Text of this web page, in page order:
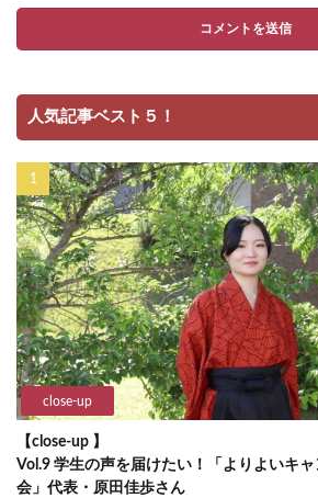
人気記事ベスト５！
close-up
【close-up 】
Vol.9 学生の声を届けたい！「よりよいキ
会」代表・原田佳歩さん